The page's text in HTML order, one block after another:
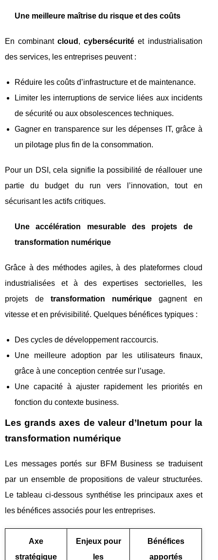
Une meilleure maîtrise du risque et des coûts
En combinantcloud ,cybersécurité et industrialisation
des services, les entreprises peuvent :
Réduire les coûts d’infrastructure et de maintenance.
Limiter les interruptions de service liées aux incidents
de sécurité ou aux obsolescences techniques.
Gagner en transparence sur les dépenses IT, grâce à
un pilotage plus fin de la consommation.
Pour un DSI, cela signifie la possibilité de réallouer une
partie du budget du run vers l’innovation, tout en
sécurisant les actifs critiques.
Une accélération mesurable des projets de
transformation numérique
Grâce à des méthodes agiles, à des plateformes cloud
industrialisées et à des expertises sectorielles, les
projets de transformation numériquegagnent en
vitesse et en prévisibilité. Quelques bénéfices typiques :
Des cycles de développement raccourcis.
Une meilleure adoption par les utilisateurs finaux,
grâce à une conception centrée sur l’usage.
Une capacité à ajuster rapidement les priorités en
fonction du contexte business.
Les grands axes de valeur d’Inetum pour la
transformation numérique
Les messages portés sur BFM Business se traduisent
par un ensemble de propositions de valeur structurées.
Le tableau ci-dessous synthétise les principaux axes et
les bénéfices associés pour les entreprises.
Axe
stratégique
Enjeux pour
les
Bénéfices
apportés